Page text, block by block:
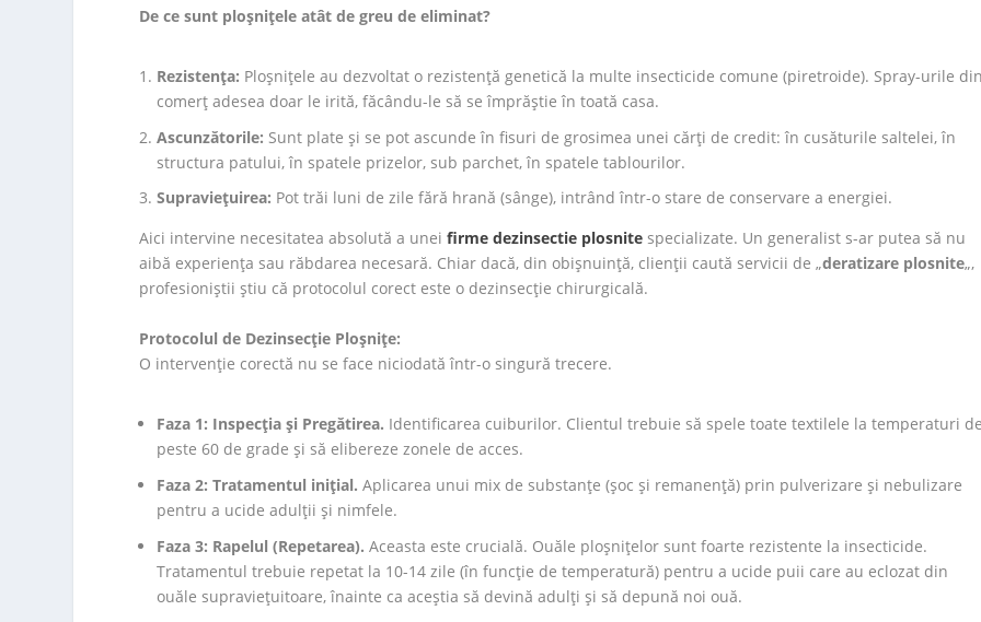
De ce sunt ploșnițele atât de greu de eliminat?
Rezistența: Ploșnițele au dezvoltat o rezistență genetică la multe insecticide comune (piretroide). Spray-urile
comerț adesea doar le irită, făcându-le să se împrăștie în toată casa.
Ascunzătorile: Sunt plate și se pot ascunde în fisuri de grosimea unei cărți de credit: în cusăturile saltelei, în
structura patului, în spatele prizelor, sub parchet, în spatele tablourilor.
Supraviețuirea: Pot trăi luni de zile fără hrană (sânge), intrând într-o stare de conservare a energiei.
Aici intervine necesitatea absolută a uneifirme dezinsectie plosnite specializate. Un generalist s-ar putea să nu
aibă experiența sau răbdarea necesară. Chiar dacă, din obișnuință, clienții caută servicii de „deratizare plosnite„,
profesioniștii știu că protocolul corect este o dezinsecție chirurgicală.
Protocolul de Dezinsecție Ploșnițe:
O intervenție corectă nu se face niciodată într-o singură trecere.
Faza 1: Inspecția și Pregătirea. Identificarea cuiburilor. Clientul trebuie să spele toate textilele la temperaturi
peste 60 de grade și să elibereze zonele de acces.
Faza 2: Tratamentul inițial. Aplicarea unui mix de substanțe (șoc și remanență) prin pulverizare și nebulizare
pentru a ucide adulții și nimfele.
Faza 3: Rapelul (Repetarea). Aceasta este crucială. Ouăle ploșnițelor sunt foarte rezistente la insecticide.
Tratamentul trebuie repetat la 10-14 zile (în funcție de temperatură) pentru a ucide puii care au eclozat din
ouăle supraviețuitoare, înainte ca aceștia să devină adulți și să depună noi ouă.